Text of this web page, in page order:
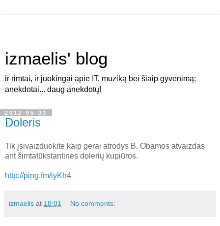
izmaelis' blog
ir rimtai, ir juokingai apie IT, muziką bei šiaip gyvenimą;
anekdotai... daug anekdotų!
2012-05-03
Doleris
Tik įsivaizduokite kaip gerai atrodys B. Obamos atvaizdas
ant šimtatūkstantinės dolerių kupiūros.
http://ping.fm/iyKh4
izmaelis at 18:01 No comments: